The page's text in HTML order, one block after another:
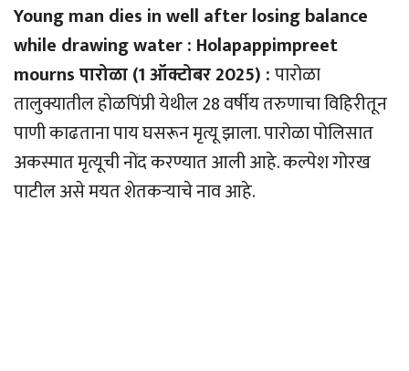
Young man dies in well after losing balance
while drawing water : Holapappimpreet
mourns पारोळा (1 ऑक्टोबर 2025) :पारोळा
तालुक्यातील होळपिंप्री येथील 28 वर्षीय तरुणाचा विहिरीतून
पाणी काढताना पाय घसरून मृत्यू झाला. पारोळा पोलिसात
अकस्मात मृत्यूची नोंद करण्यात आली आहे. कल्पेश गोरख
पाटील असे मयत शेतकर्‍याचे नाव आहे.